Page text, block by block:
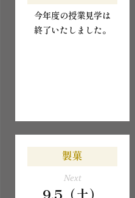
今年度の授業見学は
終了いたしました。
製菓
Next
9.5（土）